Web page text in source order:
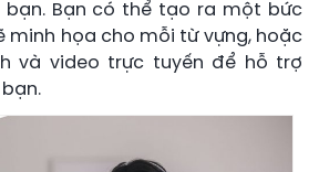
bạn. Bạn có thể tạo ra một bức
minh họa cho mỗi từ vựng, hoặc
và video trực tuyến để hỗ trợ